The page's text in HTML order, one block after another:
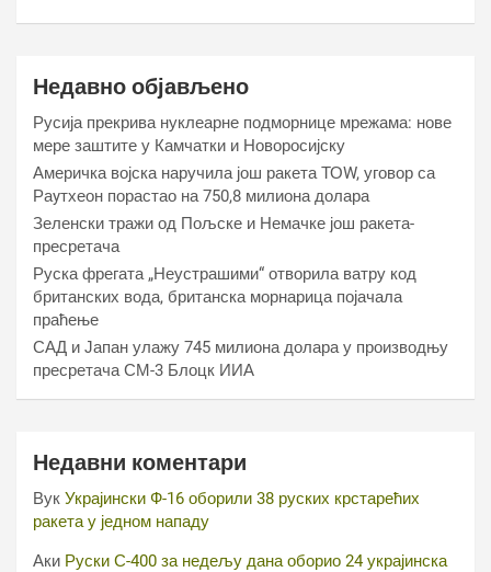
Недавно објављено
Русија прекрива нуклеарне подморнице мрежама: нове
мере заштите у Камчатки и Новоросијску
Америчка војска наручила још ракета ТОW, уговор са
Раyтхеон порастао на 750,8 милиона долара
Зеленски тражи од Пољске и Немачке још ракета-
пресретача
Руска фрегата „Неустрашими“ отворила ватру код
британских вода, британска морнарица појачала
праћење
САД и Јапан улажу 745 милиона долара у производњу
пресретача СМ-3 Блоцк ИИА
Недавни коментари
Вук Украјински Ф-16 оборили 38 руских крстарећих
ракета у једном нападу
Аки Руски С-400 за недељу дана оборио 24 украјинска